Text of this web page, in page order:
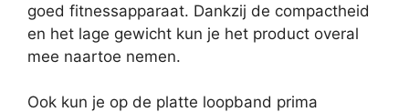
goed fitnessapparaat. Dankzij de compactheid
en het lage gewicht kun je het product overal
mee naartoe nemen.
Ook kun je op de platte loopband prima